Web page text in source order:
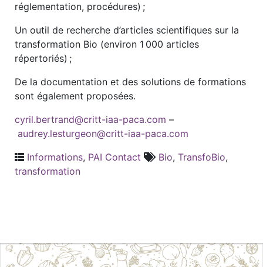
réglementation, procédures) ;
Un outil de recherche d’articles scientifiques sur la
transformation Bio (environ 1 000 articles
répertoriés) ;
De la documentation et des solutions de formations
sont également proposées.
cyril.bertrand@critt-iaa-paca.com –
audrey.lesturgeon@critt-iaa-paca.com
Informations, PAI Contact Bio, TransfoBio,
transformation